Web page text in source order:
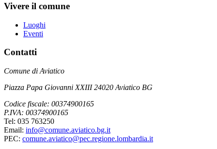
Vivere il comune
Luoghi
Eventi
Contatti
Comune di Aviatico
Piazza Papa Giovanni XXIII 24020 Aviatico BG
Codice fiscale: 00374900165
P.IVA: 00374900165
Tel: 035 763250
Email: info@comune.aviatico.bg.it
PEC: comune.aviatico@pec.regione.lombardia.it